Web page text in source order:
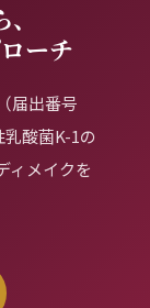
ーチ
届出番号
酸菌K-1の
ィメイクを